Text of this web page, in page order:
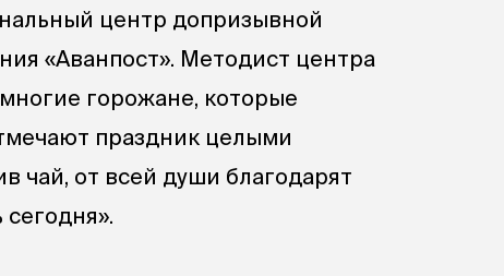
центр допризывной
«Аванпост». Методист центра
горожане, которые
праздник целыми
чай, от всей души благодарят